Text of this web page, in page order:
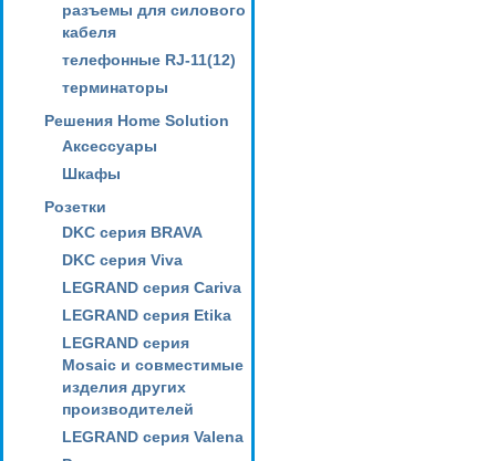
разъемы для силового
кабеля
телефонные RJ-11(12)
терминаторы
Решения Home Solution
Аксессуары
Шкафы
Розетки
DKC серия BRAVA
DKC серия Viva
LEGRAND серия Cariva
LEGRAND серия Etika
LEGRAND серия
Mosaic и совместимые
изделия других
производителей
LEGRAND серия Valena